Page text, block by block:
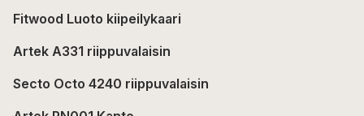
Fitwood Luoto kiipeilykaari
Artek A331 riippuvalaisin
Secto Octo 4240 riippuvalaisin